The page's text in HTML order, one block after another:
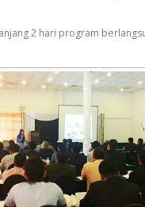
2 hari program